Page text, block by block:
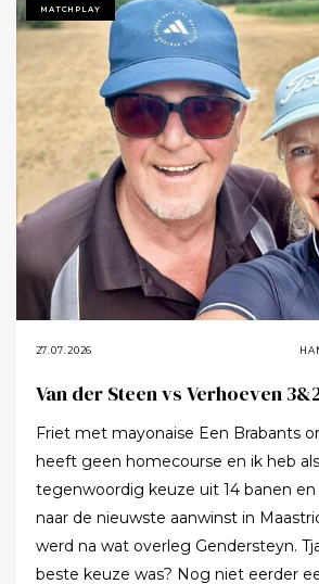
Tot ik uiteindelijk aankondigde dat
meer ging zeggen.
MATCHPLAY
27.07.2026
Van der Steen vs Verhoeven
Friet met mayonaise Een Brabants onderonsje. Henri
heeft geen homecourse en ik heb
tegenwoordig keuze uit 14 banen
naar de nieuwste aanwinst in
werd na wat overleg Gendersteyn. Tja, of dit nou de
beste keuze was? Nog niet eerder een baan gezien